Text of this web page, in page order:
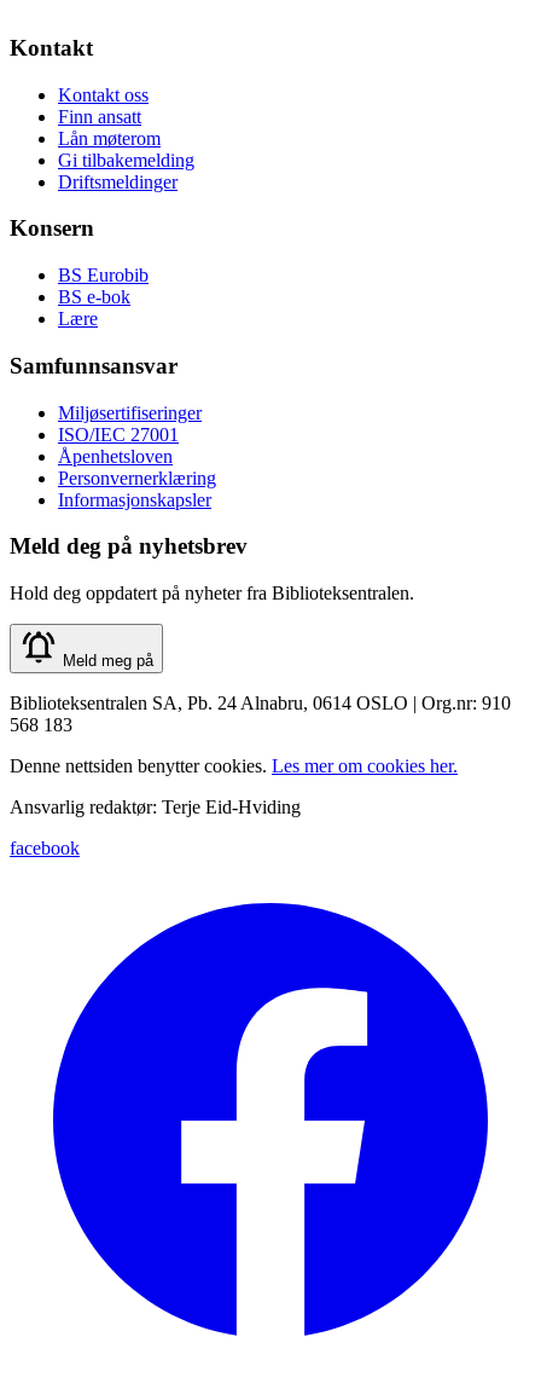
Kontakt
Kontakt oss
Finn ansatt
Lån møterom
Gi tilbakemelding
Driftsmeldinger
Konsern
BS Eurobib
BS e-bok
Lære
Samfunnsansvar
Miljøsertifiseringer
ISO/IEC 27001
Åpenhetsloven
Personvernerklæring
Informasjonskapsler
Meld deg på nyhetsbrev
Hold deg oppdatert på nyheter fra Biblioteksentralen.
Meld meg på
Biblioteksentralen SA, Pb. 24 Alnabru, 0614 OSLO | Org.nr: 910
568 183
Denne nettsiden benytter cookies. Les mer om cookies her.
Ansvarlig redaktør: Terje Eid-Hviding
facebook